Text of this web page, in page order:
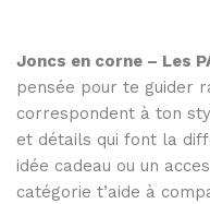
Joncs en corne – Les
pensée pour te guider
correspondent à ton
et détails qui font la
idée cadeau ou un
catégorie t’aide à